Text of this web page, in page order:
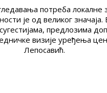
потреба локалне
је од великог
предлозима
визије уређења
Лепосавић.